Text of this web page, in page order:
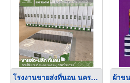
โรงงานขายส่งที่นอน นครปฐม ผ้าข